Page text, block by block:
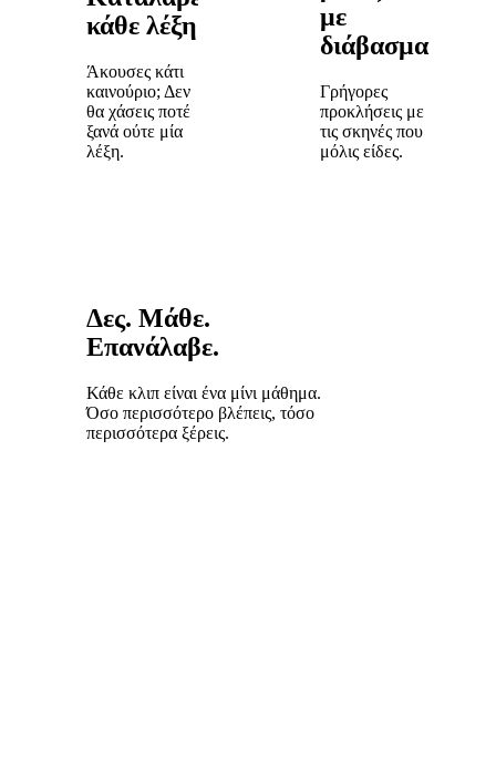
κάθε λέξη
Άκουσες κάτι
καινούριο; Δεν
θα χάσεις ποτέ
ξανά ούτε μία
λέξη.
με
διάβασμα
Γρήγορες
προκλήσεις με
τις σκηνές που
μόλις είδες.
Δες. Μάθε.
Επανάλαβε.
Κάθε κλιπ είναι ένα μίνι μάθημα.
Όσο περισσότερο βλέπεις, τόσο
περισσότερα ξέρεις.